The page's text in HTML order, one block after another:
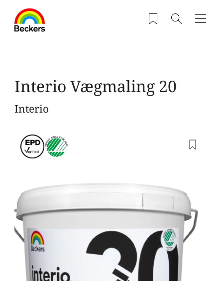
Saved products
Søg
Interio Vægmaling 20
Interio